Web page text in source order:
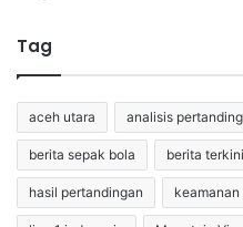
Tag
aceh utara analisis
berita sepak bola berita terkini
hasil pertandingan keamanan